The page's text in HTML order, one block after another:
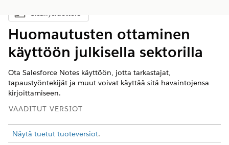
Näytä sisällysluettelo
Sisällysluettelo
Huomautusten ottaminen
käyttöön julkisella sektorilla
Ota Salesforce Notes käyttöön, jotta tarkastajat,
tapaustyöntekijät ja muut voivat käyttää sitä havaintojensa
kirjoittamiseen.
VAADITUT VERSIOT
Näytä tuetut tuoteversiot.